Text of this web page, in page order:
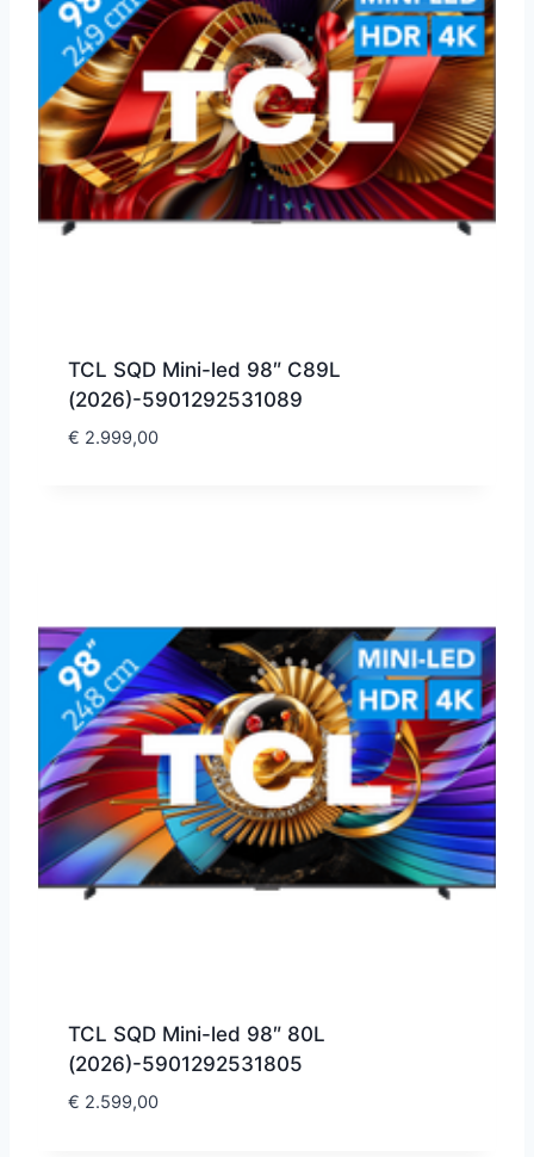
TCL SQD Mini-led 98″ C89L
(2026)-5901292531089
€ 2.999,00
TCL SQD Mini-led 98″ 80L
(2026)-5901292531805
€ 2.599,00